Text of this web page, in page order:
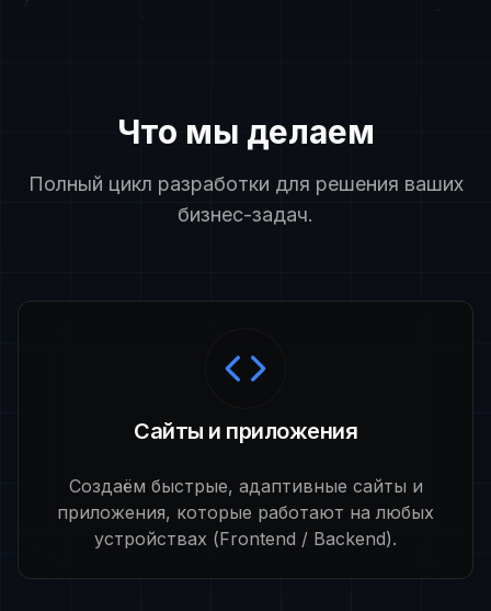
Что мы делаем
Полный цикл разработки для решения ваших
бизнес-задач.
Сайты и приложения
Создаём быстрые, адаптивные сайты и
приложения, которые работают на любых
устройствах (Frontend / Backend).